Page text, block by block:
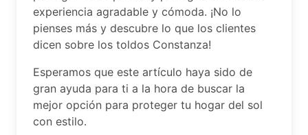
experiencia agradable y cómoda. ¡No lo
pienses más y descubre lo que los clientes
dicen sobre los toldos Constanza!
Esperamos que este artículo haya sido de
gran ayuda para ti a la hora de buscar la
mejor opción para proteger tu hogar del sol
con estilo.